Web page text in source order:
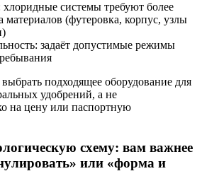
хлоридные системы требуют более
материалов (футеровка, корпус, узлы
задаёт допустимые режимы
подходящее оборудование для
удобрений, а не
на цену или паспортную
схему: вам важнее
или «форма и